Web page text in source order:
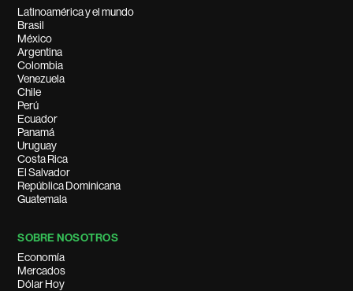
Latinoamérica y el mundo
Brasil
México
Argentina
Colombia
Venezuela
Chile
Perú
Ecuador
Panamá
Uruguay
Costa Rica
El Salvador
República Dominicana
Guatemala
SOBRE NOSOTROS
Economía
Mercados
Dólar Hoy